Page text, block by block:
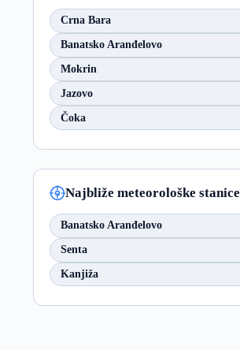
Crna Bara
Banatsko Aranđelovo
Mokrin
Jazovo
Čoka
Najbliže meteorološke stanice
Banatsko Aranđelovo
Senta
Kanjiža